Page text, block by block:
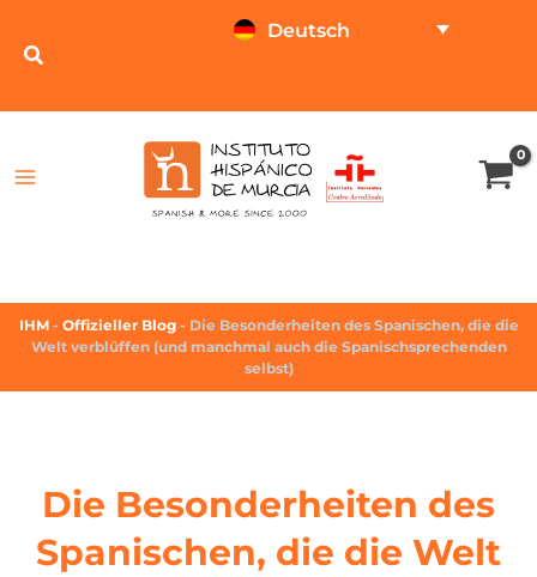
Deutsch
IHM - Offizieller Blog - Die Besonderheiten des Spanischen, die die
Welt verblüffen (und manchmal auch die Spanischsprechenden
selbst)
Die Besonderheiten des
Spanischen, die die Welt